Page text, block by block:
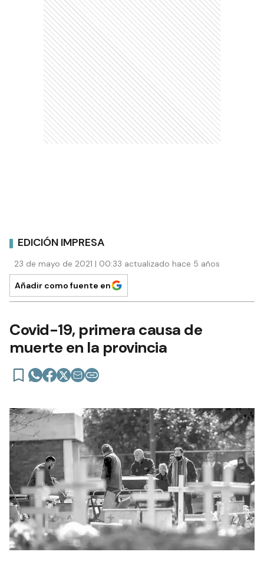
EDICIÓN IMPRESA
23 de mayo de 2021 | 00:33 actualizado hace 5 años
Añadir como fuente en
Covid-19, primera causa de
muerte en la provincia